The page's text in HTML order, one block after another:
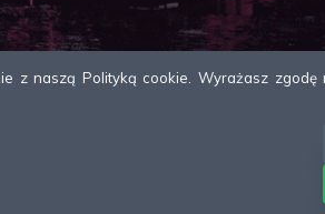
naszą Polityką cookie. Wyrażasz